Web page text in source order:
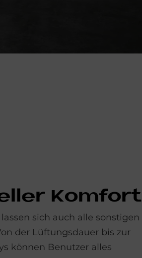
Kom­fort
sich auch alle sonstigen
der Lüftungsdauer bis zur
können Benutzer alles